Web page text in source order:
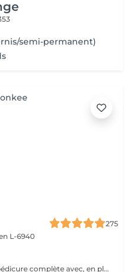
semi-permanent)
275
L-6940
La pédicure bien-être est une pédicure complète avec, en plus, un gommage et une pause de masque.